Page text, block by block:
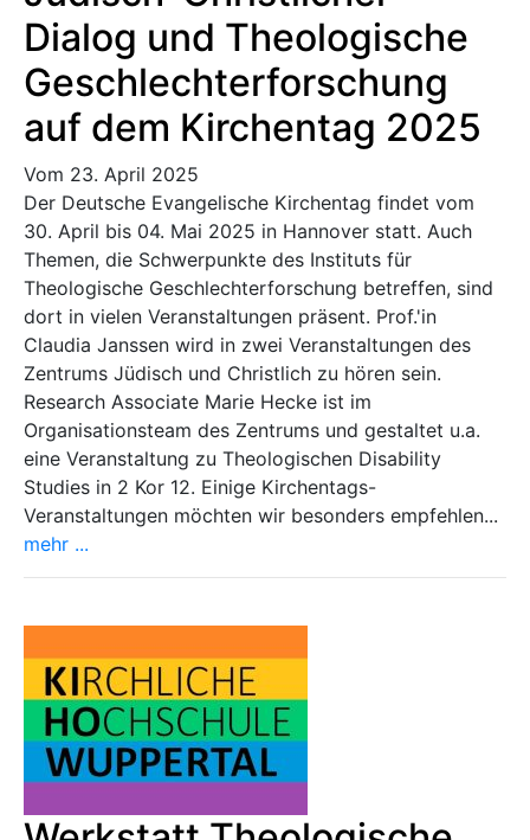
Dialog und Theologische
Geschlechterforschung
auf dem Kirchentag 2025
Vom 23. April 2025
Der Deutsche Evangelische Kirchentag findet vom
30. April bis 04. Mai 2025 in Hannover statt. Auch
Themen, die Schwerpunkte des Instituts für
Theologische Geschlechterforschung betreffen, sind
dort in vielen Veranstaltungen präsent. Prof.'in
Claudia Janssen wird in zwei Veranstaltungen des
Zentrums Jüdisch und Christlich zu hören sein.
Research Associate Marie Hecke ist im
Organisationsteam des Zentrums und gestaltet u.a.
eine Veranstaltung zu Theologischen Disability
Studies in 2 Kor 12. Einige Kirchentags-
Veranstaltungen möchten wir besonders empfehlen...
mehr ...